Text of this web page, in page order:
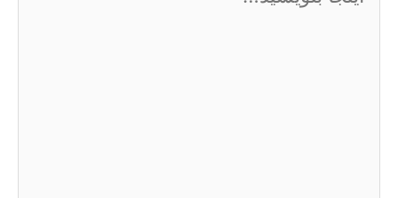
بنویسید…